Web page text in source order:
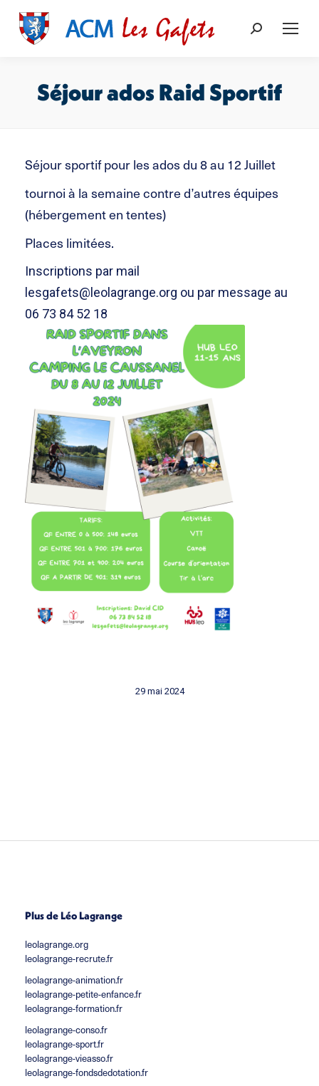
Recherche
Séjour ados Raid Sportif
Séjour sportif pour les ados du 8 au 12 Juillet
tournoi à la semaine contre d’autres équipes
(hébergement en tentes)
Places limitées.
Inscriptions par mail
lesgafets@leolagrange.org ou par message au
06 73 84 52 18
29 mai 2024
Plus de Léo Lagrange
leolagrange.org
leolagrange-recrute.fr
leolagrange-animation.fr
leolagrange-petite-enfance.fr
leolagrange-formation.fr
leolagrange-conso.fr
leolagrange-sport.fr
leolagrange-vieasso.fr
leolagrange-fondsdedotation.fr